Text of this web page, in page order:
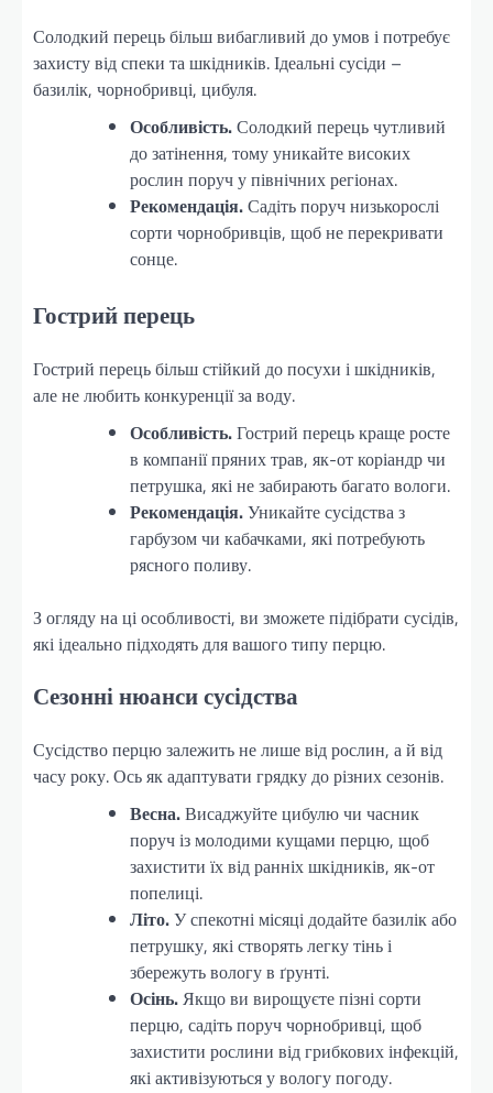
Солодкий перець більш вибагливий до умов і потребує
захисту від спеки та шкідників. Ідеальні сусіди –
базилік, чорнобривці, цибуля.
Особливість.Солодкий перець чутливий
до затінення, тому уникайте високих
рослин поруч у північних регіонах.
Рекомендація.Садіть поруч низькорослі
сорти чорнобривців, щоб не перекривати
сонце.
Гострий перець
Гострий перець більш стійкий до посухи і шкідників,
але не любить конкуренції за воду.
Особливість.Гострий перець краще росте
в компанії пряних трав, як-от коріандр чи
петрушка, які не забирають багато вологи.
Рекомендація.Уникайте сусідства з
гарбузом чи кабачками, які потребують
рясного поливу.
З огляду на ці особливості, ви зможете підібрати сусідів,
які ідеально підходять для вашого типу перцю.
Сезонні нюанси сусідства
Сусідство перцю залежить не лише від рослин, а й від
часу року. Ось як адаптувати грядку до різних сезонів.
Весна.Висаджуйте цибулю чи часник
поруч із молодими кущами перцю, щоб
захистити їх від ранніх шкідників, як-от
попелиці.
Літо.У спекотні місяці додайте базилік або
петрушку, які створять легку тінь і
збережуть вологу в ґрунті.
Осінь.Якщо ви вирощуєте пізні сорти
перцю, садіть поруч чорнобривці, щоб
захистити рослини від грибкових інфекцій,
які активізуються у вологу погоду.